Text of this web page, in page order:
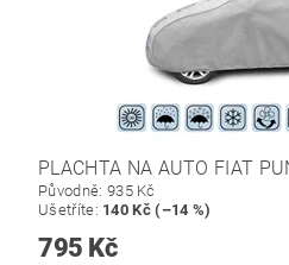
PLACHTA NA AUTO FIAT
Původně: 935 Kč
Ušetříte: 140 Kč (–14 %)
795 Kč